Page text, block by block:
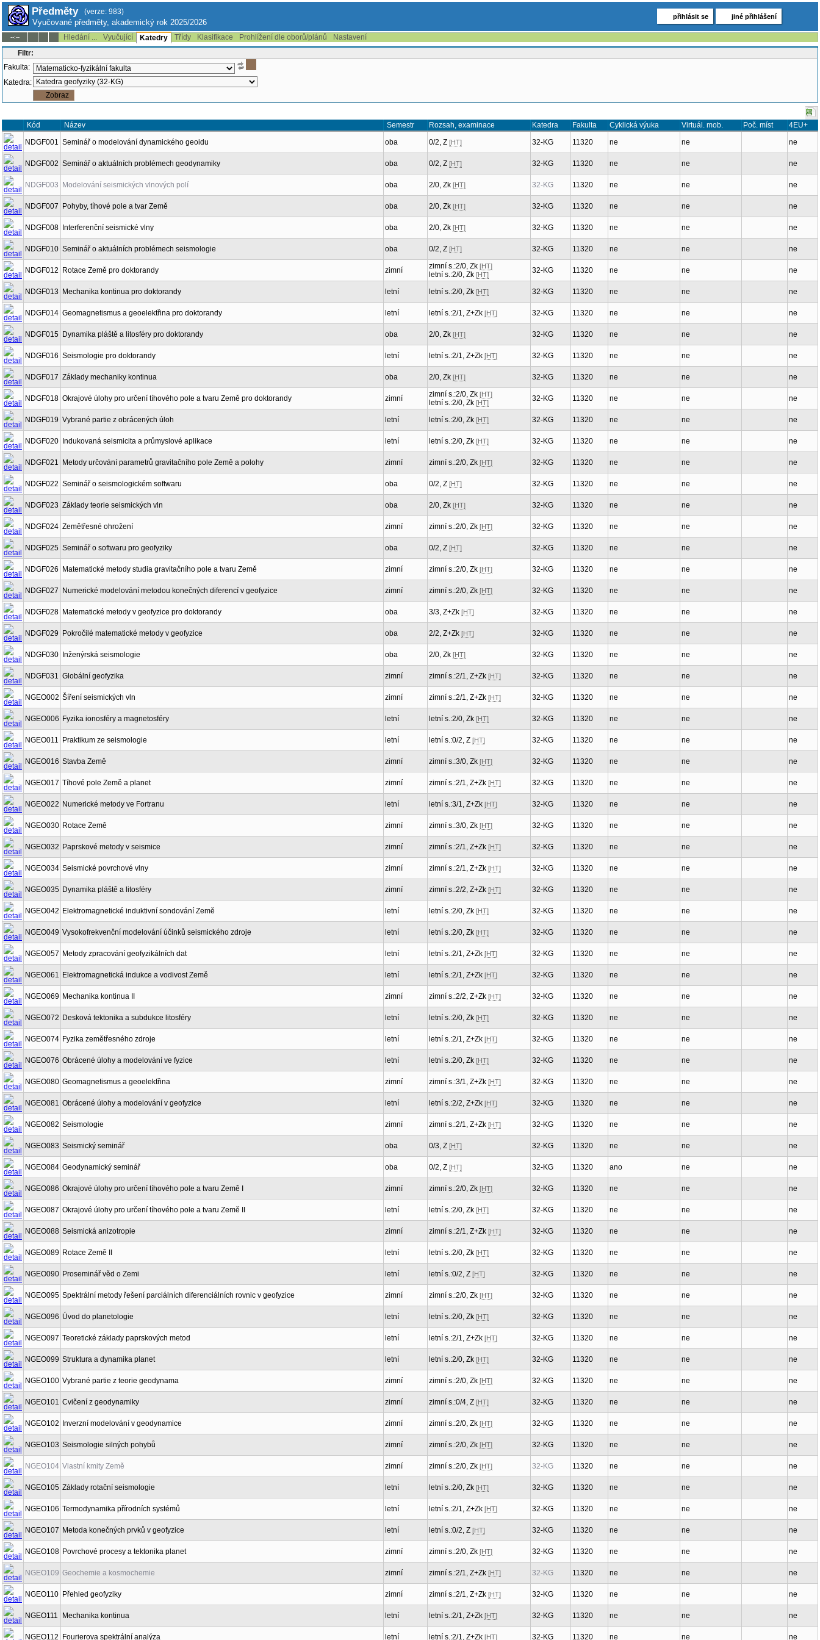
Předměty (verze: 983)
Vyučované předměty, akademický rok 2025/2026
přihlásit se jiné přihlášení
--:-- Hledání ... Vyučující Katedry Třídy Klasifikace Prohlížení dle oborů/plánů
Nastavení
Filtr:
Fakulta:
Katedra:
Kód Název Semestr Rozsah, examinace Katedra Fakulta Cyklická výuka Virtuál. mob. Poč. míst
4EU+
NDGF001 Seminář o modelování dynamického geoidu oba 0/2, Z [HT] 32-KG 11320 ne ne ne
NDGF002 Seminář o aktuálních problémech geodynamiky oba 0/2, Z [HT] 32-KG 11320 ne ne ne
NDGF003 Modelování seismických vlnových polí oba 2/0, Zk [HT] 32-KG 11320 ne ne ne
NDGF007 Pohyby, tíhové pole a tvar Země oba 2/0, Zk [HT] 32-KG 11320 ne ne ne
NDGF008 Interferenční seismické vlny oba 2/0, Zk [HT] 32-KG 11320 ne ne ne
NDGF010 Seminář o aktuálních problémech seismologie oba 0/2, Z [HT] 32-KG 11320 ne ne ne
NDGF012 Rotace Země pro doktorandy zimní zimní s.:2/0, Zk [HT]
letní s.:2/0, Zk [HT] 32-KG 11320 ne ne ne
NDGF013 Mechanika kontinua pro doktorandy letní letní s.:2/0, Zk [HT] 32-KG 11320 ne ne ne
NDGF014 Geomagnetismus a geoelektřina pro doktorandy letní letní s.:2/1, Z+Zk [HT] 32-KG 11320 ne ne ne
NDGF015 Dynamika pláště a litosféry pro doktorandy oba 2/0, Zk [HT] 32-KG 11320 ne ne ne
NDGF016 Seismologie pro doktorandy letní letní s.:2/1, Z+Zk [HT] 32-KG 11320 ne ne ne
NDGF017 Základy mechaniky kontinua oba 2/0, Zk [HT] 32-KG 11320 ne ne ne
NDGF018 Okrajové úlohy pro určení tíhového pole a tvaru Země pro doktorandy zimní zimní s.:2/0, Zk [HT]
letní s.:2/0, Zk [HT] 32-KG 11320 ne ne ne
NDGF019 Vybrané partie z obrácených úloh letní letní s.:2/0, Zk [HT] 32-KG 11320 ne ne ne
NDGF020 Indukovaná seismicita a průmyslové aplikace letní letní s.:2/0, Zk [HT] 32-KG 11320 ne ne ne
NDGF021 Metody určování parametrů gravitačního pole Země a polohy zimní zimní s.:2/0, Zk [HT] 32-KG 11320 ne ne ne
NDGF022 Seminář o seismologickém softwaru oba 0/2, Z [HT] 32-KG 11320 ne ne ne
NDGF023 Základy teorie seismických vln oba 2/0, Zk [HT] 32-KG 11320 ne ne ne
NDGF024 Zemětřesné ohrožení zimní zimní s.:2/0, Zk [HT] 32-KG 11320 ne ne ne
NDGF025 Seminář o softwaru pro geofyziky oba 0/2, Z [HT] 32-KG 11320 ne ne ne
NDGF026 Matematické metody studia gravitačního pole a tvaru Země zimní zimní s.:2/0, Zk [HT] 32-KG 11320 ne ne ne
NDGF027 Numerické modelování metodou konečných diferencí v geofyzice zimní zimní s.:2/0, Zk [HT] 32-KG 11320 ne ne ne
NDGF028 Matematické metody v geofyzice pro doktorandy oba 3/3, Z+Zk [HT] 32-KG 11320 ne ne ne
NDGF029 Pokročilé matematické metody v geofyzice oba 2/2, Z+Zk [HT] 32-KG 11320 ne ne ne
NDGF030 Inženýrská seismologie oba 2/0, Zk [HT] 32-KG 11320 ne ne ne
NDGF031 Globální geofyzika zimní zimní s.:2/1, Z+Zk [HT] 32-KG 11320 ne ne ne
NGEO002 Šíření seismických vln zimní zimní s.:2/1, Z+Zk [HT] 32-KG 11320 ne ne ne
NGEO006 Fyzika ionosféry a magnetosféry letní letní s.:2/0, Zk [HT] 32-KG 11320 ne ne ne
NGEO011 Praktikum ze seismologie letní letní s.:0/2, Z [HT] 32-KG 11320 ne ne ne
NGEO016 Stavba Země zimní zimní s.:3/0, Zk [HT] 32-KG 11320 ne ne ne
NGEO017 Tíhové pole Země a planet zimní zimní s.:2/1, Z+Zk [HT] 32-KG 11320 ne ne ne
NGEO022 Numerické metody ve Fortranu letní letní s.:3/1, Z+Zk [HT] 32-KG 11320 ne ne ne
NGEO030 Rotace Země zimní zimní s.:3/0, Zk [HT] 32-KG 11320 ne ne ne
NGEO032 Paprskové metody v seismice zimní zimní s.:2/1, Z+Zk [HT] 32-KG 11320 ne ne ne
NGEO034 Seismické povrchové vlny zimní zimní s.:2/1, Z+Zk [HT] 32-KG 11320 ne ne ne
NGEO035 Dynamika pláště a litosféry zimní zimní s.:2/2, Z+Zk [HT] 32-KG 11320 ne ne ne
NGEO042 Elektromagnetické induktivní sondování Země letní letní s.:2/0, Zk [HT] 32-KG 11320 ne ne ne
NGEO049 Vysokofrekvenční modelování účinků seismického zdroje letní letní s.:2/0, Zk [HT] 32-KG 11320 ne ne ne
NGEO057 Metody zpracování geofyzikálních dat letní letní s.:2/1, Z+Zk [HT] 32-KG 11320 ne ne ne
NGEO061 Elektromagnetická indukce a vodivost Země letní letní s.:2/1, Z+Zk [HT] 32-KG 11320 ne ne ne
NGEO069 Mechanika kontinua II zimní zimní s.:2/2, Z+Zk [HT] 32-KG 11320 ne ne ne
NGEO072 Desková tektonika a subdukce litosféry letní letní s.:2/0, Zk [HT] 32-KG 11320 ne ne ne
NGEO074 Fyzika zemětřesného zdroje letní letní s.:2/1, Z+Zk [HT] 32-KG 11320 ne ne ne
NGEO076 Obrácené úlohy a modelování ve fyzice letní letní s.:2/0, Zk [HT] 32-KG 11320 ne ne ne
NGEO080 Geomagnetismus a geoelektřina zimní zimní s.:3/1, Z+Zk [HT] 32-KG 11320 ne ne ne
NGEO081 Obrácené úlohy a modelování v geofyzice letní letní s.:2/2, Z+Zk [HT] 32-KG 11320 ne ne ne
NGEO082 Seismologie zimní zimní s.:2/1, Z+Zk [HT] 32-KG 11320 ne ne ne
NGEO083 Seismický seminář oba 0/3, Z [HT] 32-KG 11320 ne ne ne
NGEO084 Geodynamický seminář oba 0/2, Z [HT] 32-KG 11320 ano ne ne
NGEO086 Okrajové úlohy pro určení tíhového pole a tvaru Země I zimní zimní s.:2/0, Zk [HT] 32-KG 11320 ne ne ne
NGEO087 Okrajové úlohy pro určení tíhového pole a tvaru Země II letní letní s.:2/0, Zk [HT] 32-KG 11320 ne ne ne
NGEO088 Seismická anizotropie zimní zimní s.:2/1, Z+Zk [HT] 32-KG 11320 ne ne ne
NGEO089 Rotace Země II letní letní s.:2/0, Zk [HT] 32-KG 11320 ne ne ne
NGEO090 Proseminář věd o Zemi letní letní s.:0/2, Z [HT] 32-KG 11320 ne ne ne
NGEO095 Spektrální metody řešení parciálních diferenciálních rovnic v geofyzice zimní zimní s.:2/0, Zk [HT] 32-KG 11320 ne ne ne
NGEO096 Úvod do planetologie letní letní s.:2/0, Zk [HT] 32-KG 11320 ne ne ne
NGEO097 Teoretické základy paprskových metod letní letní s.:2/1, Z+Zk [HT] 32-KG 11320 ne ne ne
NGEO099 Struktura a dynamika planet letní letní s.:2/0, Zk [HT] 32-KG 11320 ne ne ne
NGEO100 Vybrané partie z teorie geodynama zimní zimní s.:2/0, Zk [HT] 32-KG 11320 ne ne ne
NGEO101 Cvičení z geodynamiky zimní zimní s.:0/4, Z [HT] 32-KG 11320 ne ne ne
NGEO102 Inverzní modelování v geodynamice zimní zimní s.:2/0, Zk [HT] 32-KG 11320 ne ne ne
NGEO103 Seismologie silných pohybů zimní zimní s.:2/0, Zk [HT] 32-KG 11320 ne ne ne
NGEO104 Vlastní kmity Země zimní zimní s.:2/0, Zk [HT] 32-KG 11320 ne ne ne
NGEO105 Základy rotační seismologie letní letní s.:2/0, Zk [HT] 32-KG 11320 ne ne ne
NGEO106 Termodynamika přírodních systémů letní letní s.:2/1, Z+Zk [HT] 32-KG 11320 ne ne ne
NGEO107 Metoda konečných prvků v geofyzice letní letní s.:0/2, Z [HT] 32-KG 11320 ne ne ne
NGEO108 Povrchové procesy a tektonika planet zimní zimní s.:2/0, Zk [HT] 32-KG 11320 ne ne ne
NGEO109 Geochemie a kosmochemie zimní zimní s.:2/1, Z+Zk [HT] 32-KG 11320 ne ne ne
NGEO110 Přehled geofyziky zimní zimní s.:2/1, Z+Zk [HT] 32-KG 11320 ne ne ne
NGEO111 Mechanika kontinua letní letní s.:2/1, Z+Zk [HT] 32-KG 11320 ne ne ne
NGEO112 Fourierova spektrální analýza letní letní s.:2/1, Z+Zk [HT] 32-KG 11320 ne ne ne